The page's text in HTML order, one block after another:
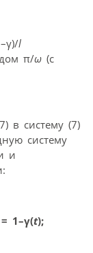
l
π/ω (с
в систему (7)
систему
и
1–γ(t);